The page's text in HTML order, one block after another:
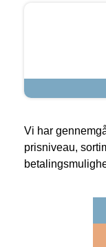
Vi har
prisniveau,